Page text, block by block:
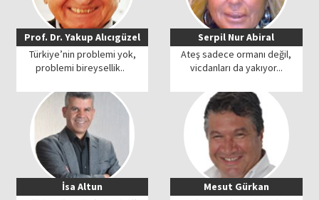
Prof. Dr. Yakup Alıcıgüzel
Türkiye’nin problemi yok,
problemi bireysellik..
Serpil Nur Abiral
Ateş sadece ormanı değil,
vicdanları da yakıyor...
İsa Altun
Mesut Gürkan